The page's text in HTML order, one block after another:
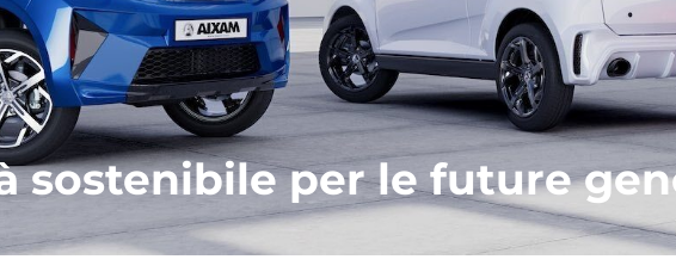
sostenibile per le future